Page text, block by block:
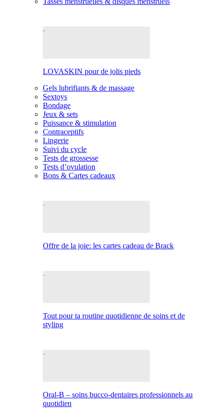
LOVASKIN pour de jolis pieds
Gels lubrifiants & de massage
Sextoys
Bondage
Jeux & sets
Puissance & stimulation
Contraceptifs
Lingerie
Suivi du cycle
Tests de grossesse
Tests d’ovulation
Bons & Cartes cadeaux
Offre de la joie: les cartes cadeau de Brack
Tout pour ta routine quotidienne de soins et de
styling
Oral-B – soins bucco-dentaires professionnels au
quotidien